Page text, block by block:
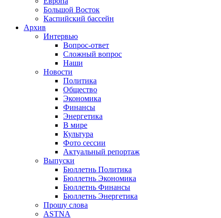
Большой Восток
Каспийский бассейн
Архив
Интервью
Вопрос-ответ
Сложный вопрос
Наши
Новости
Политика
Общество
Экономика
Финансы
Энергетика
В мире
Культура
Фото сессии
Актуальный репортаж
Выпуски
Бюллетнь Политика
Бюллетнь Экономика
Бюллетнь Финансы
Бюллетнь Энергетика
Прошу слова
ASTNA